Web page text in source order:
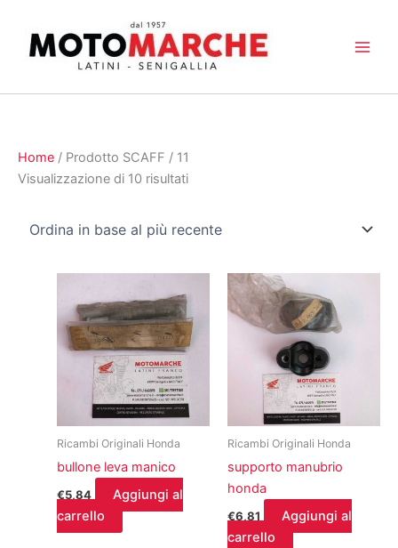
contenuto
Home / Prodotto SCAFF / 11
Visualizzazione di 10 risultatiOrdina
recente
Ricambi Originali Honda
bullone leva manico
€5,84
Aggiungi al
carrello
Ricambi Originali Honda
supporto manubrio
honda
€6,81
Aggiungi al
carrello